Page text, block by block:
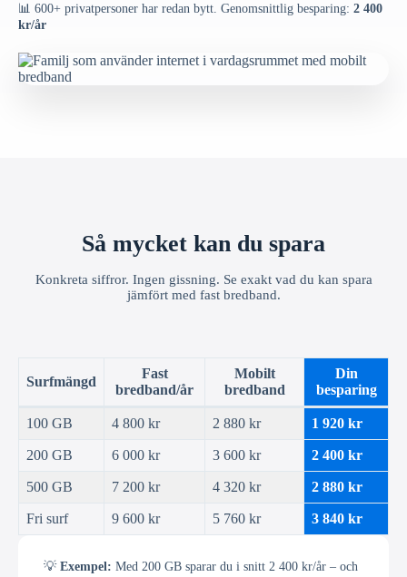
📊 600+ privatpersoner har redan bytt. Genomsnittlig besparing: 2 400
kr/år
Så mycket kan du spara
Konkreta siffror. Ingen gissning. Se exakt vad du kan spara
jämfört med fast bredband.
Surfmängd
Fast
bredband/år
Mobilt
bredband
Din
besparing
100 GB 4 800 kr 2 880 kr 1 920 kr
200 GB 6 000 kr 3 600 kr 2 400 kr
500 GB 7 200 kr 4 320 kr 2 880 kr
Fri surf 9 600 kr 5 760 kr 3 840 kr
💡Exempel: Med 200 GB sparar du i snitt 2 400 kr/år – och